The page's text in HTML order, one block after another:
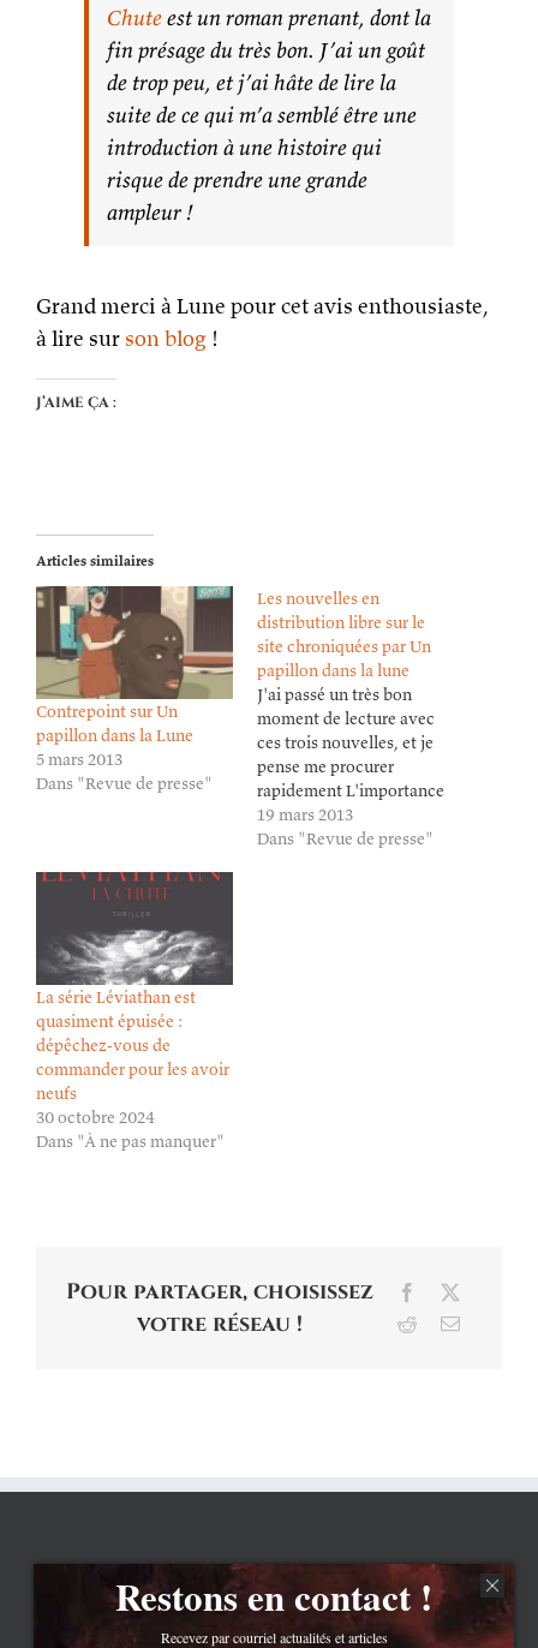
Chuteest un roman prenant, dont la
fin présage du très bon. J’ai un goût
de trop peu, et j’ai hâte de lire la
suite de ce qui m’a semblé être une
introduction à une histoire qui
risque de prendre une grande
ampleur !
Grand merci à Lune pour cet avis enthousiaste,
à lire sur son blog !
J’aime ça :
Articles similaires
Contrepoint sur Un
papillon dans la Lune
5 mars 2013
Dans "Revue de presse"
Les nouvelles en
distribution libre sur le
site chroniquées par Un
papillon dans la lune
J'ai passé un très bon
moment de lecture avec
ces trois nouvelles, et je
pense me procurer
rapidement L'importance
de ton regard, ainsi que
Léviathan ! [...] J'admire
19 mars 2013
Dans "Revue de presse"
La série Léviathan est
quasiment épuisée :
dépêchez-vous de
commander pour les avoir
neufs
30 octobre 2024
Dans "À ne pas manquer"
Pour partager, choisissez
votre réseau !
Facebook
RedditEmail
Restons en contact !
Recevez par courriel actualités et articles